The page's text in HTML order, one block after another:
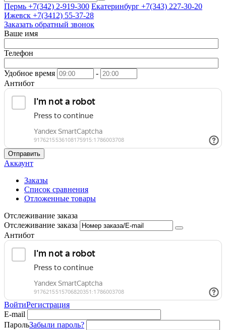
Пермь +7(342) 2-919-300 Екатеринбург +7(343) 227-30-20
Ижевск +7(3412) 55-37-28
Заказать обратный звонок
Ваше имя
Телефон
Удобное время
-
Антибот
Отправить
Аккаунт
Заказы
Список сравнения
Отложенные товары
Отслеживание заказа
Отслеживание заказа
Антибот
ВойтиРегистрация
E-mail
ПарольЗабыли пароль?